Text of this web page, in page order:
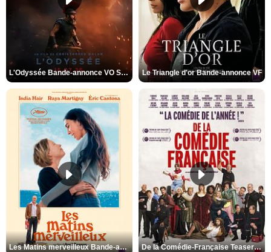
L'Odyssée Bande-annonce VO STFR Le Triangle d'or Bande-annonce VF
Les Matins merveilleux Bande-annonce VF De la Comédie-Française Teaser VF